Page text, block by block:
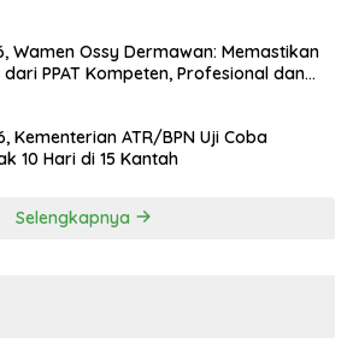
Wamen Ossy Dermawan: Memastikan
PPAT Kompeten, Profesional dan
Kementerian ATR/BPN Uji Coba
10 Hari di 15 Kantah
Selengkapnya